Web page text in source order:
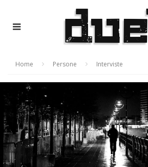
Home Persone Interviste